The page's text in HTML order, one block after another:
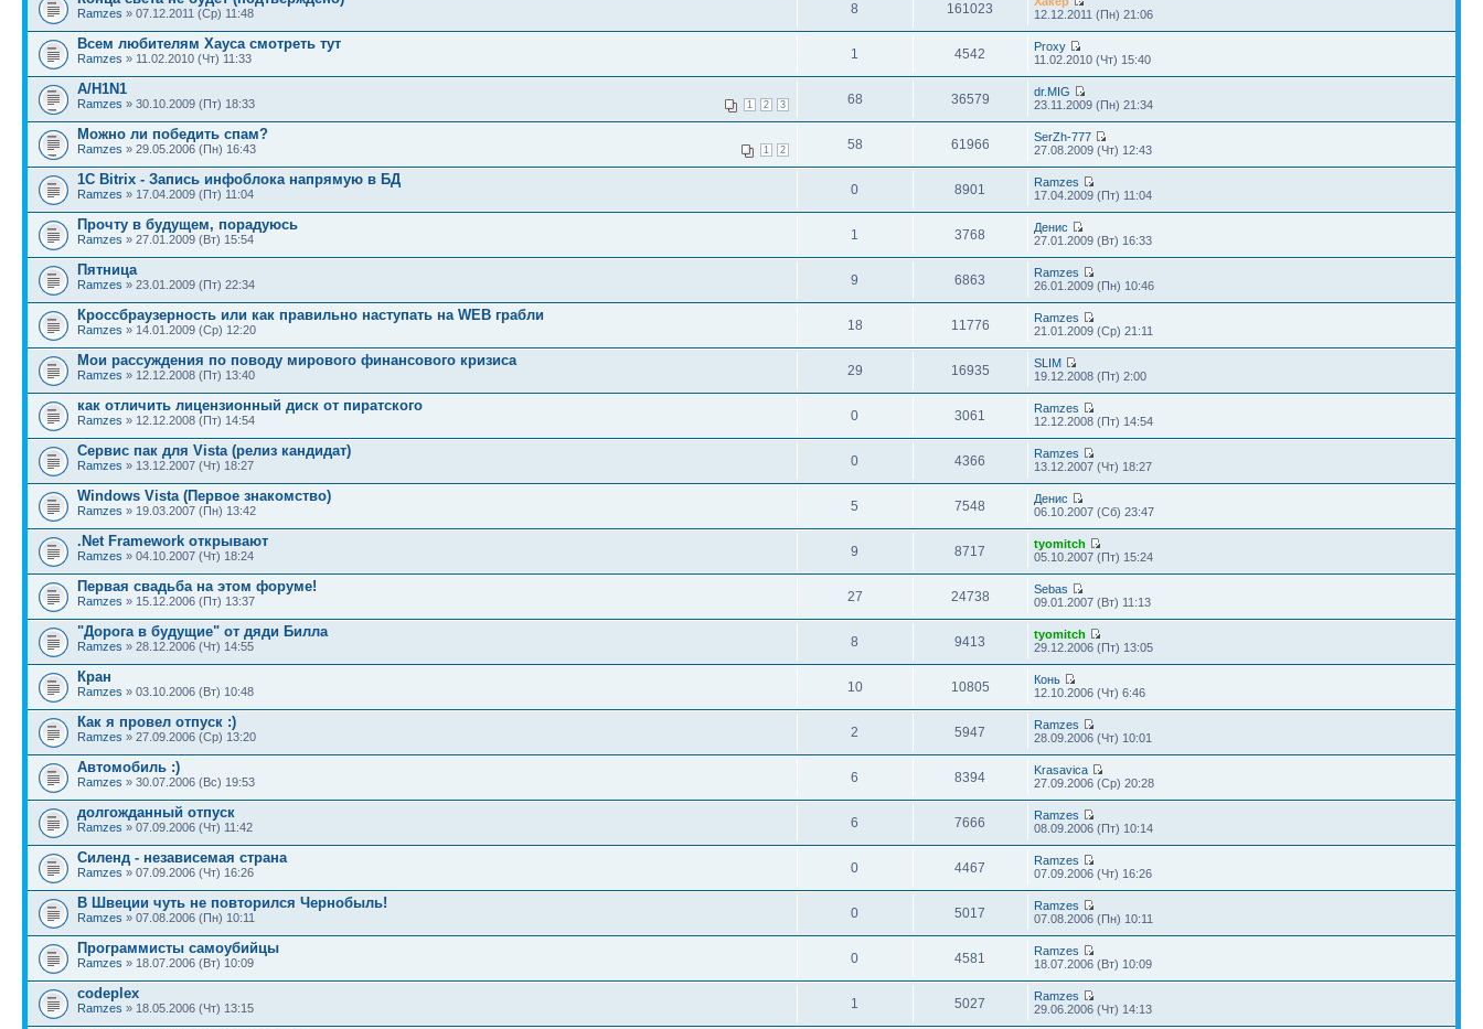
Ramzes » 07.12.2011 (Ср) 11:48 8 161023
12.12.2011 (Пн) 21:06
Всем любителям Хауса смотреть тут
Ramzes » 11.02.2010 (Чт) 11:33 1 4542
Proxy
11.02.2010 (Чт) 15:40
A/H1N1
1 2 3
Ramzes » 30.10.2009 (Пт) 18:33 68 36579
dr.MIG
23.11.2009 (Пн) 21:34
Можно ли победить спам?
1 2
Ramzes » 29.05.2006 (Пн) 16:43 58 61966
SerZh-777
27.08.2009 (Чт) 12:43
1C Bitrix - Запись инфоблока напрямую в БД
Ramzes » 17.04.2009 (Пт) 11:04 0 8901
Ramzes
17.04.2009 (Пт) 11:04
Прочту в будущем, порадуюсь
Ramzes » 27.01.2009 (Вт) 15:54 1 3768
Денис
27.01.2009 (Вт) 16:33
Пятница
Ramzes » 23.01.2009 (Пт) 22:34 9 6863
Ramzes
26.01.2009 (Пн) 10:46
Кроссбраузерность или как правильно наступать на WEB грабли
Ramzes » 14.01.2009 (Ср) 12:20 18 11776
Ramzes
21.01.2009 (Ср) 21:11
Мои рассуждения по поводу мирового финансового кризиса
Ramzes » 12.12.2008 (Пт) 13:40 29 16935
SLIM
19.12.2008 (Пт) 2:00
как отличить лицензионный диск от пиратского
Ramzes » 12.12.2008 (Пт) 14:54 0 3061
Ramzes
12.12.2008 (Пт) 14:54
Сервис пак для Vista (релиз кандидат)
Ramzes » 13.12.2007 (Чт) 18:27 0 4366
Ramzes
13.12.2007 (Чт) 18:27
Windows Vista (Первое знакомство)
Ramzes » 19.03.2007 (Пн) 13:42 5 7548
Денис
06.10.2007 (Сб) 23:47
.Net Framework открывают
Ramzes » 04.10.2007 (Чт) 18:24 9 8717
tyomitch
05.10.2007 (Пт) 15:24
Первая свадьба на этом форуме!
Ramzes » 15.12.2006 (Пт) 13:37 27 24738
Sebas
09.01.2007 (Вт) 11:13
"Дорога в будущие" от дяди Билла
Ramzes » 28.12.2006 (Чт) 14:55 8 9413
tyomitch
29.12.2006 (Пт) 13:05
Кран
Ramzes » 03.10.2006 (Вт) 10:48 10 10805
Конь
12.10.2006 (Чт) 6:46
Как я провел отпуск :)
Ramzes » 27.09.2006 (Ср) 13:20 2 5947
Ramzes
28.09.2006 (Чт) 10:01
Автомобиль :)
Ramzes » 30.07.2006 (Вс) 19:53 6 8394
Krasavica
27.09.2006 (Ср) 20:28
долгожданный отпуск
Ramzes » 07.09.2006 (Чт) 11:42 6 7666
Ramzes
08.09.2006 (Пт) 10:14
Силенд - независемая страна
Ramzes » 07.09.2006 (Чт) 16:26 0 4467
Ramzes
07.09.2006 (Чт) 16:26
В Швеции чуть не повторился Чернобыль!
Ramzes » 07.08.2006 (Пн) 10:11 0 5017
Ramzes
07.08.2006 (Пн) 10:11
Программисты самоубийцы
Ramzes » 18.07.2006 (Вт) 10:09 0 4581
Ramzes
18.07.2006 (Вт) 10:09
codeplex
Ramzes » 18.05.2006 (Чт) 13:15 1 5027
Ramzes
29.06.2006 (Чт) 14:13